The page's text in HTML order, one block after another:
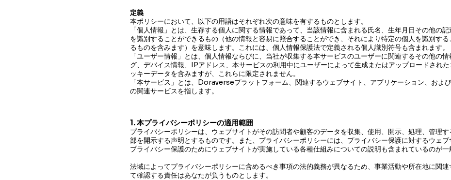
定義
本ポリシーにおいて、以下の用語はそれぞれ次の意味を有するものとします。
「個人情報」とは、生存する個人に関する情報であって、当該情報に含まれる氏名、生年月日その他の
を識別することができるもの（他の情報と容易に照合することができ、それにより特定の個人を識別す
るものを含みます）を意味します。これには、個人情報保護法で定義される個人識別符号も含まれます。
「ユーザー情報」とは、個人情報ならびに、当社が収集する本サービスのユーザーに関連するその他の
グ、デバイス情報、IPアドレス、本サービスの利用中にユーザーによって生成またはアップロードされ
ッキーデータを含みますが、これらに限定されません。
「本サービス」とは、Doraverseプラットフォーム、関連するウェブサイト、アプリケーション、およ
の関連サービスを指します。
1. 本プライバシーポリシーの適用範囲
プライバシーポリシーは、ウェブサイトがその訪問者や顧客のデータを収集、使用、開示、処理、管理
部を開示する声明とするものです。また、プライバシーポリシーには、プライバシー保護に対するウェブ
プライバシー保護のためにウェブサイトが実施している各種仕組みについての説明も含まれているのが一
法域によってプライバシーポリシーに含めるべき事項の法的義務が異なるため、事業活動や所在地に関
て確認する責任はあなたが負うものとします。